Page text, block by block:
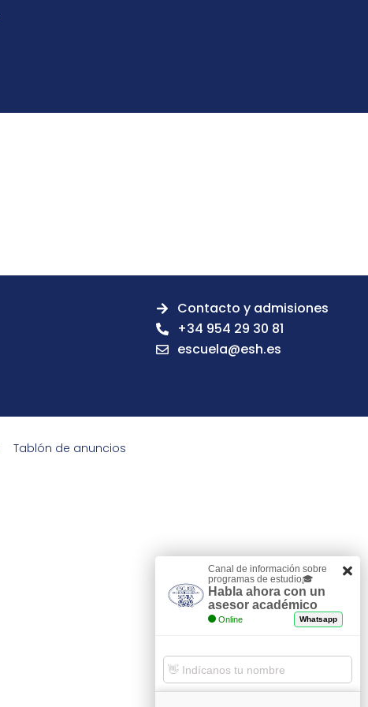
Contacto y admisiones
+34 954 29 30 81
escuela@esh.es
Tablón de anuncios
Canal de información sobre
programas de estudio🎓
Habla ahora con un
asesor académico
Online Whatsapp